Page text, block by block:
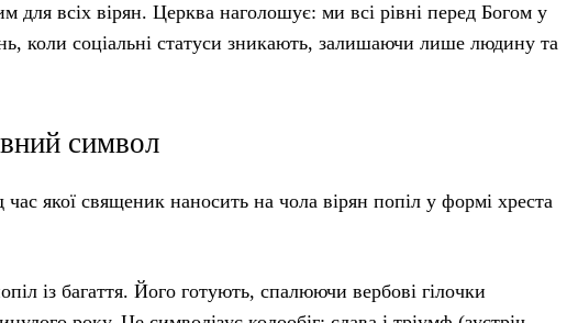
для всіх вірян. Церква наголошує: ми всі рівні перед Богом у
коли соціальні статуси зникають, залишаючи лише людину та
символ
якої священик наносить на чола вірян попіл у формі хреста
із багаття. Його готують, спалюючи вербові гілочки